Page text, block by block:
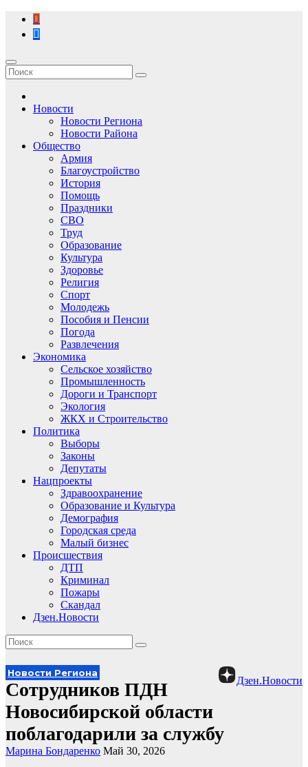
Перейти
содержимому
Новости
Новости Региона
Новости Района
Общество
Армия
Благоустройство
История
Помощь
Праздники
СВО
Труд
Образование
Культура
Здоровье
Религия
Спорт
Молодежь
Пособия и Пенсии
Погода
Развлечения
Экономика
Сельское хозяйство
Промышленность
Дороги и Транспорт
Экология
ЖКХ и Строительство
Политика
Выборы
Законы
Депутаты
Нацпроекты
Здравоохранение
Образование и Культура
Демография
Городская среда
Малый бизнес
Происшествия
ДТП
Криминал
Пожары
Скандал
Дзен.Новости
Дзен.Новости
Новости Региона
Сотрудников ПДН
Новосибирской области
поблагодарили за службу
Марина Бондаренко Май 30, 2026